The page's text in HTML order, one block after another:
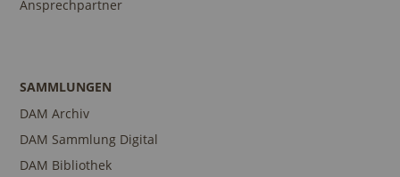
Ansprechpartner
SAMMLUNGEN
DAM Archiv
DAM Sammlung Digital
DAM Bibliothek